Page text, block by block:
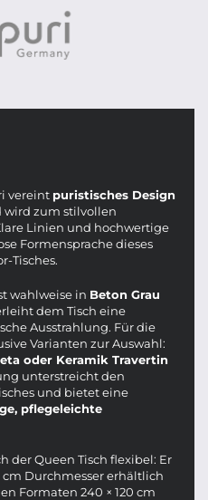
vereint puristisches Design
wird zum stilvollen
Linien und hochwertige
Formensprache dieses
Tisches.
wahlweise in Beton Grau
dem Tisch eine
Ausstrahlung. Für die
Varianten zur Auswahl:
oder Keramik Travertin
unterstreicht den
und bietet eine
pflegeleichte
der Queen Tisch flexibel: Er
cm Durchmesser erhältlich
Formaten 240 × 120 cm